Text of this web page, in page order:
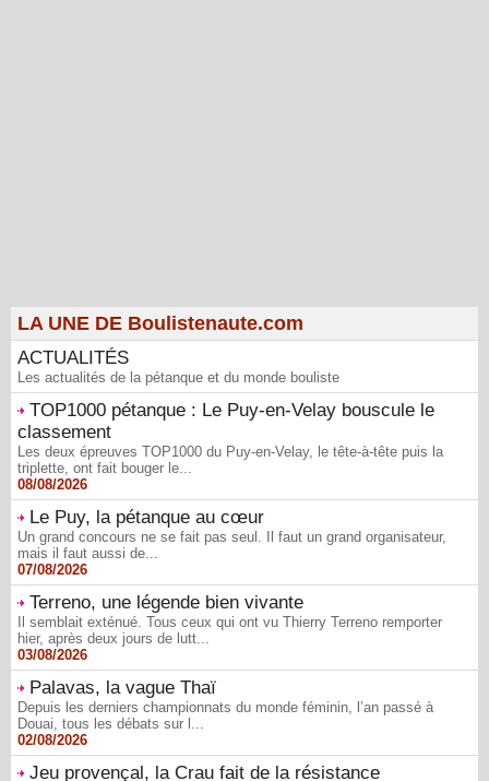
LA UNE DE Boulistenaute.com
ACTUALITÉS
Les actualités de la pétanque et du monde bouliste
TOP1000 pétanque : Le Puy-en-Velay bouscule le
classement
Les deux épreuves TOP1000 du Puy-en-Velay, le tête-à-tête puis la
triplette, ont fait bouger le...
08/08/2026
Le Puy, la pétanque au cœur
Un grand concours ne se fait pas seul. Il faut un grand organisateur,
mais il faut aussi de...
07/08/2026
Terreno, une légende bien vivante
Il semblait exténué. Tous ceux qui ont vu Thierry Terreno remporter
hier, après deux jours de lutt...
03/08/2026
Palavas, la vague Thaï
Depuis les derniers championnats du monde féminin, l’an passé à
Douai, tous les débats sur l...
02/08/2026
Jeu provençal, la Crau fait de la résistance